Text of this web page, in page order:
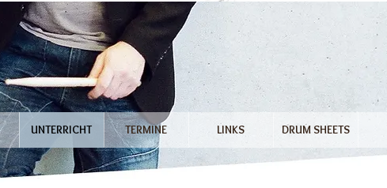
UNTERRICHT TERMINE LINKS DRUM SHEETS